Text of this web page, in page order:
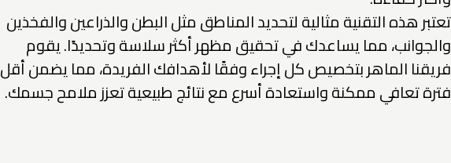
تعتبر هذه التقنية مثالية لتحديد المناطق مثل البطن والذراعين والفخذين
والجوانب، مما يساعدك في تحقيق مظهر أكثر سلاسة وتحديدًا. يقوم
فريقنا الماهر بتخصيص كل إجراء وفقًا لأهدافك الفريدة، مما يضمن أقل
فترة تعافي ممكنة واستعادة أسرع مع نتائج طبيعية تعزز ملامح جسمك.